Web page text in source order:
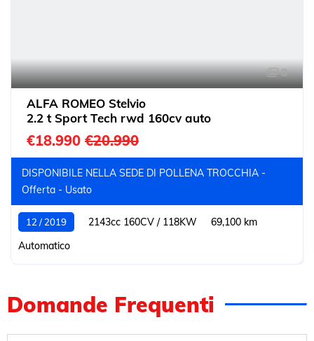
8
ALFA ROMEO Stelvio
2.2 t Sport Tech rwd 160cv auto
€18.990 €20.990
DISPONIBILE NELLA SEDE DI POLLENA TROCCHIA -
Offerta - Usato
12 / 2019 2143cc 160CV / 118KW
69,100 km
Automatico
Domande Frequenti